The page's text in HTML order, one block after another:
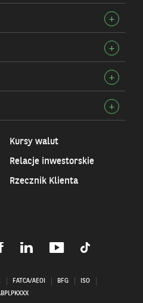
O
+
+
+
+
Kursy walut
Relacje inwestorskie
Rzecznik Klienta
FATCA/AEOI BFG
ISO
Paribas
Linkedin
Paribas
Paribas